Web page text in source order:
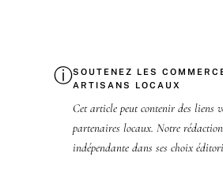
ⓘSOUTENEZ LES
ARTISANS LOCAUX
Cet article peut contenir des liens
partenaires locaux. Notre
indépendante dans ses choix